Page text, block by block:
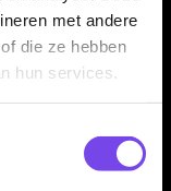
met andere
die ze hebben
hun services.
Huybrechts